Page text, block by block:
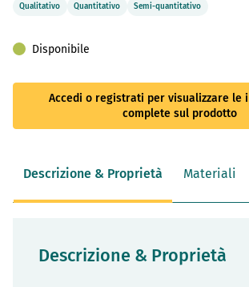
Qualitativo
Quantitativo Semi-quantitativo
Disponibile
Accedi o registrati per visualizzare le
complete sul prodotto
Descrizione & Proprietà Materiali
Descrizione & Proprietà